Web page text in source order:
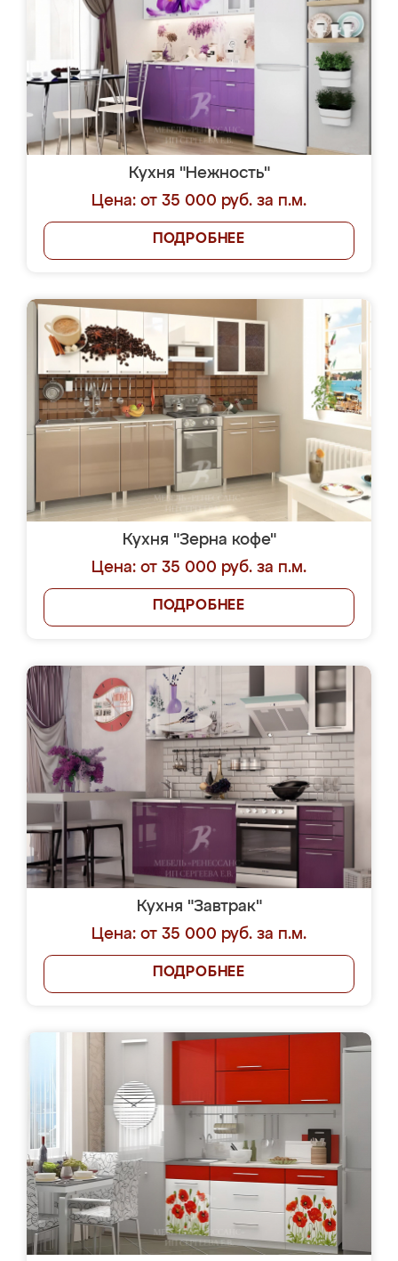
Кухня "Нежность"
Цена: от 35 000 руб. за п.м.
ПОДРОБНЕЕ
Кухня "Зерна кофе"
Цена: от 35 000 руб. за п.м.
ПОДРОБНЕЕ
Кухня "Завтрак"
Цена: от 35 000 руб. за п.м.
ПОДРОБНЕЕ